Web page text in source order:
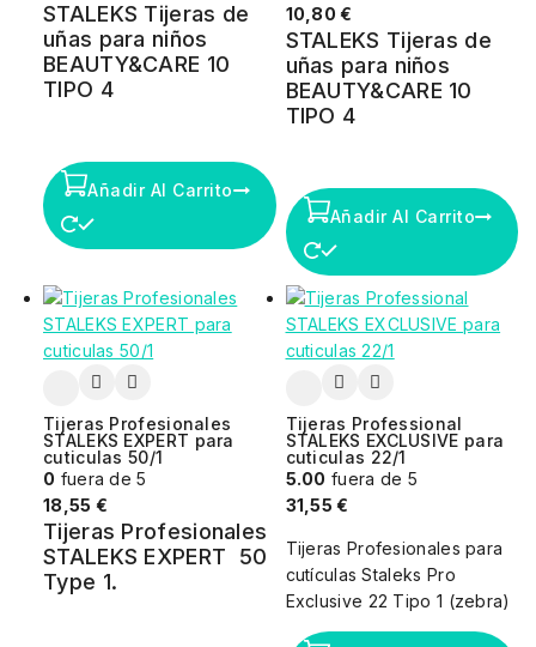
STALEKS Tijeras de
uñas para niños
BEAUTY&CARE 10
TIPO 4
Añadir Al Carrito
10,80€
STALEKS Tijeras de
uñas para niños
BEAUTY&CARE 10
TIPO 4
Añadir Al Carrito
Tijeras Profesionales
STALEKS EXPERT para
cuticulas 50/1
0 fuera de 5
18,55 €
Tijeras Profesionales
STALEKS EXPERT 50
Type 1.
Tijeras Professional
STALEKS EXCLUSIVE para
cuticulas 22/1
5.00 fuera de 5
31,55€
Tijeras Profesionales para
cutículas Staleks Pro
Exclusive 22 Tipo 1 (zebra)